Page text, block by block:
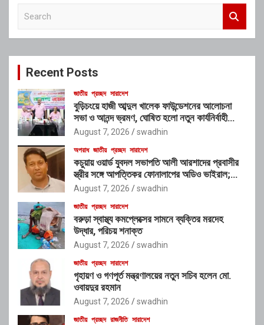
c
Recent Posts
জাতীয় প্রচ্ছদ সারাদেশ
বুড়িচংয়ে হাজী আব্দুল খালেক ফাউন্ডেশনের আলোচনা
সভা ও আনন্দ ভ্রমণ, ঘোষিত হলো নতুন কার্যনির্বাহী
কমিটি
August 7, 2026 swadhin
অপরাধ জাতীয় প্রচ্ছদ সারাদেশ
কচুয়ায় ওয়ার্ড যুবদল সভাপতি আলী আরশাদের প্রবাসীর
স্ত্রীর সঙ্গে আপত্তিকর ফোনালাপের অডিও ভাইরাল;
শাস্তির দাবি এলাকাবাসীর
August 7, 2026 swadhin
জাতীয় প্রচ্ছদ সারাদেশ
বরুড়া স্বাস্থ্য কমপ্লেক্সের সামনে ব্যক্তির মরদেহ
উদ্ধার, পরিচয় শনাক্ত
August 7, 2026 swadhin
জাতীয় প্রচ্ছদ সারাদেশ
গৃহায়ণ ও গণপূর্ত মন্ত্রণালয়ের নতুন সচিব হলেন মো.
ওবায়দুর রহমান
August 7, 2026 swadhin
জাতীয় প্রচ্ছদ রাজনীতি সারাদেশ